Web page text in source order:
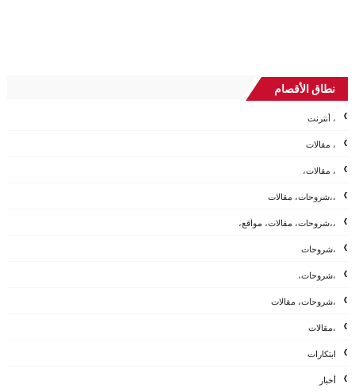
نطاق الأقصام
، أنترنت
، مقالات
، مقالات،
،،شروحات، مقالات
،،شروحات، مقالات، مواقع،
،شروحات
،شروحات،
،شروحات، مقالات
،مقالات
ابتكارات
أخبار